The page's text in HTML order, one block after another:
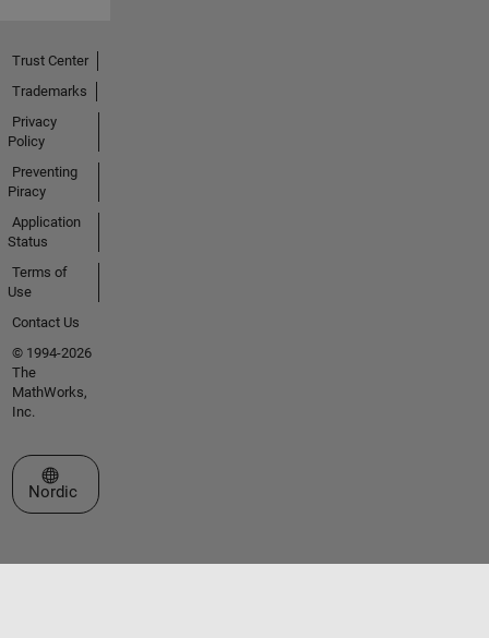
Trust Center
Trademarks
Privacy
Policy
Preventing
Piracy
Application
Status
Terms of
Use
Contact Us
© 1994-2026
The
MathWorks,
Inc.
Select a Web Site
Nordic